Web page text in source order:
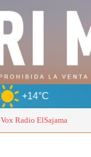
7 Ago
Vox Radio ElSajama